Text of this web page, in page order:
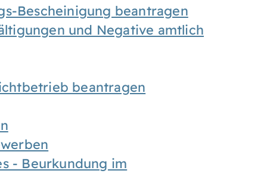
Bescheinigung beantragen
und Negative amtlich
beantragen
- Beurkundung im